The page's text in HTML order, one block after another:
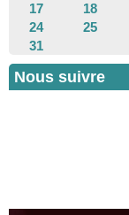
17
18
24
25
31
Nous suivre